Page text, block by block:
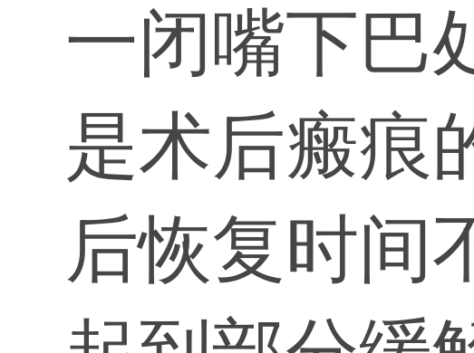
一闭嘴下巴
是术后瘢痕
后恢复时间